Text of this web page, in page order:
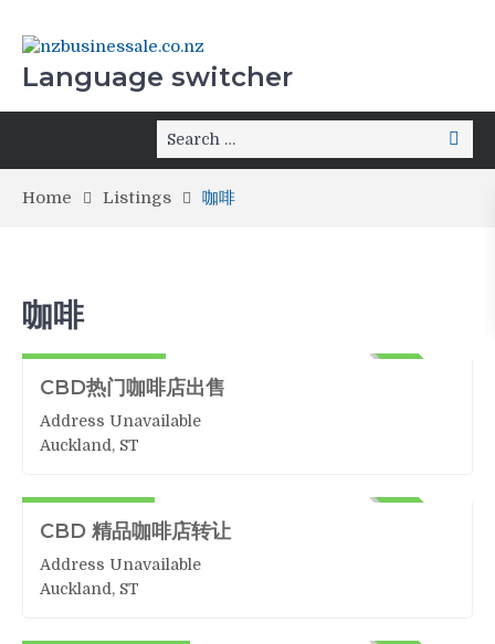
Language switcher
Home Listings 咖啡
咖啡
咖啡
CBD热门咖啡店出售
Address Unavailable
Auckland, ST
咖啡
CBD 精品咖啡店转让
Address Unavailable
Auckland, ST
咖啡